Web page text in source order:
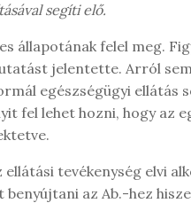
segíti elő.
állapotának felel meg.
jelentette. Arról
egészségügyi ellátás
fel lehet hozni, hogy az
ellátási tevékenység elvi
benyújtani az Ab.-hez